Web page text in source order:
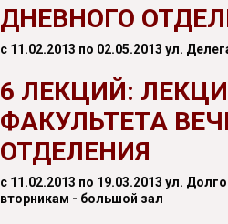
ДНЕВНОГО
с 11.02.2013 по 02.05.2013 ул.
6 ЛЕКЦИЙ:
ФАКУЛЬТЕТА
ОТДЕЛЕНИЯ
с 11.02.2013 по 19.03.2013 ул.
вторникам - большой зал